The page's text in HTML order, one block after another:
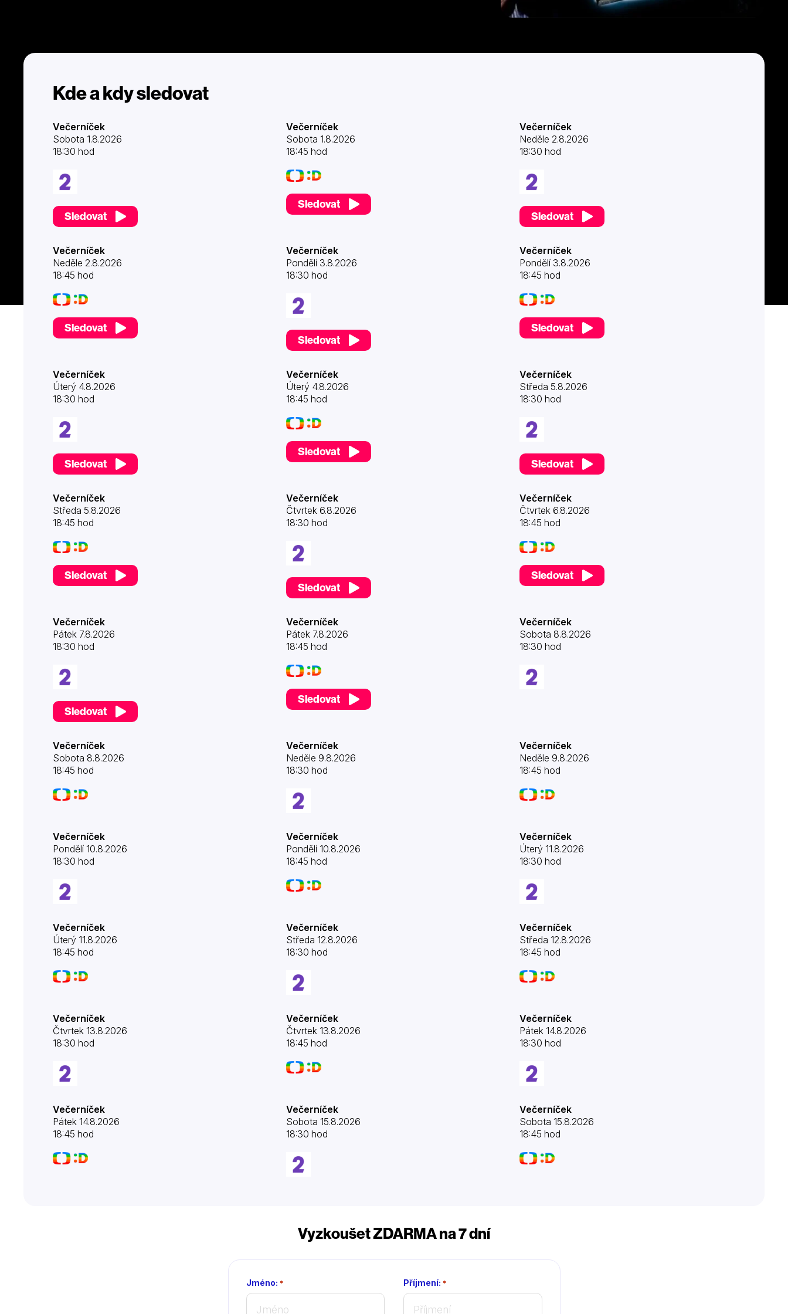
Kde a kdy sledovat
Večerníček
Sobota 1.8.2026
18:30 hod
Sledovat
Večerníček
Sobota 1.8.2026
18:45 hod
Sledovat
Večerníček
Neděle 2.8.2026
18:30 hod
Sledovat
Večerníček
Neděle 2.8.2026
18:45 hod
Sledovat
Večerníček
Pondělí 3.8.2026
18:30 hod
Sledovat
Večerníček
Pondělí 3.8.2026
18:45 hod
Sledovat
Večerníček
Úterý 4.8.2026
18:30 hod
Sledovat
Večerníček
Úterý 4.8.2026
18:45 hod
Sledovat
Večerníček
Středa 5.8.2026
18:30 hod
Sledovat
Večerníček
Středa 5.8.2026
18:45 hod
Sledovat
Večerníček
Čtvrtek 6.8.2026
18:30 hod
Sledovat
Večerníček
Čtvrtek 6.8.2026
18:45 hod
Sledovat
Večerníček
Pátek 7.8.2026
18:30 hod
Sledovat
Večerníček
Pátek 7.8.2026
18:45 hod
Sledovat
Večerníček
Sobota 8.8.2026
18:30 hod
Večerníček
Sobota 8.8.2026
18:45 hod
Večerníček
Neděle 9.8.2026
18:30 hod
Večerníček
Neděle 9.8.2026
18:45 hod
Večerníček
Pondělí 10.8.2026
18:30 hod
Večerníček
Pondělí 10.8.2026
18:45 hod
Večerníček
Úterý 11.8.2026
18:30 hod
Večerníček
Úterý 11.8.2026
18:45 hod
Večerníček
Středa 12.8.2026
18:30 hod
Večerníček
Středa 12.8.2026
18:45 hod
Večerníček
Čtvrtek 13.8.2026
18:30 hod
Večerníček
Čtvrtek 13.8.2026
18:45 hod
Večerníček
Pátek 14.8.2026
18:30 hod
Večerníček
Pátek 14.8.2026
18:45 hod
Večerníček
Sobota 15.8.2026
18:30 hod
Večerníček
Sobota 15.8.2026
18:45 hod
Vyzkoušet ZDARMA na 7 dní
Jméno: * Příjmení: *